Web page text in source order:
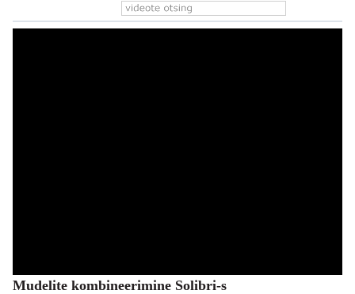
Mudelite kombineerimine Solibri-s